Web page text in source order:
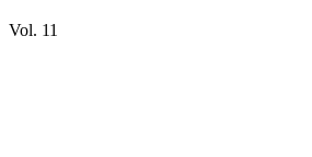
Vol. 11